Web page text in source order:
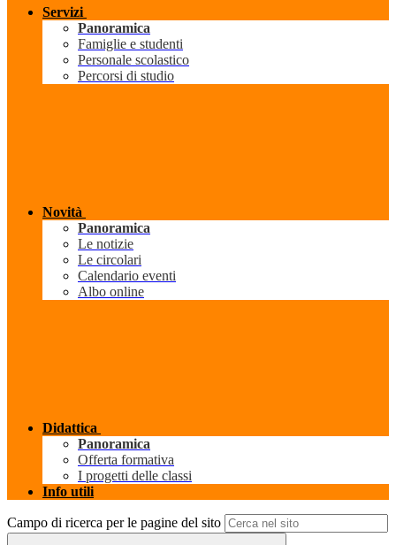
Servizi
Panoramica
Famiglie e studenti
Personale scolastico
Percorsi di studio
Novità
Panoramica
Le notizie
Le circolari
Calendario eventi
Albo online
Didattica
Panoramica
Offerta formativa
I progetti delle classi
Info utili
Campo di ricerca per le pagine del sito